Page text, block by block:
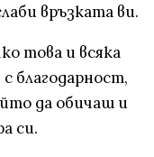
връзката ви.
това и всяка
благодарност,
да обичаш и
си.